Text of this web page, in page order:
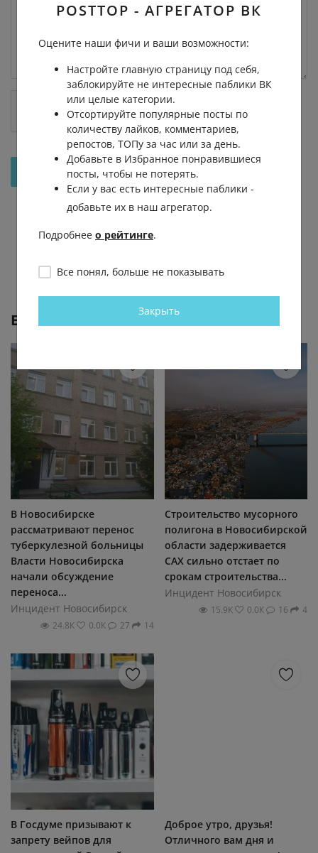
Отправить на рассмотрение
Еще от Инцидент Новосибирск
В Новосибирске
рассматривают перенос
туберкулезной больницы
Власти Новосибирска
начали обсуждение
переноса...
Инцидент Новосибирск
24.8К 0.0К 27 14
Строительство мусорного
полигона в Новосибирской
области задерживается
САХ сильно отстает по
срокам строительства...
Инцидент Новосибирск
15.9К 0.0К 16 4
В Госдуме призывают к
запрету вейпов для
Доброе утро, друзья!
Отличного вам дня и
POSTTOP - АГРЕГАТОР ВК
Оцените наши фичи и ваши возможности:
Настройте главную страницу под себя,
заблокируйте не интересные паблики ВК
или целые категории.
Отсортируйте популярные посты по
количеству лайков, комментариев,
репостов, ТОПу за час или за день.
Добавьте в Избранное понравившиеся
посты, чтобы не потерять.
Если у вас есть интересные паблики -
добавьте их в наш агрегатор.
Подробнее о рейтинге.
Все понял, больше не показывать
Закрыть